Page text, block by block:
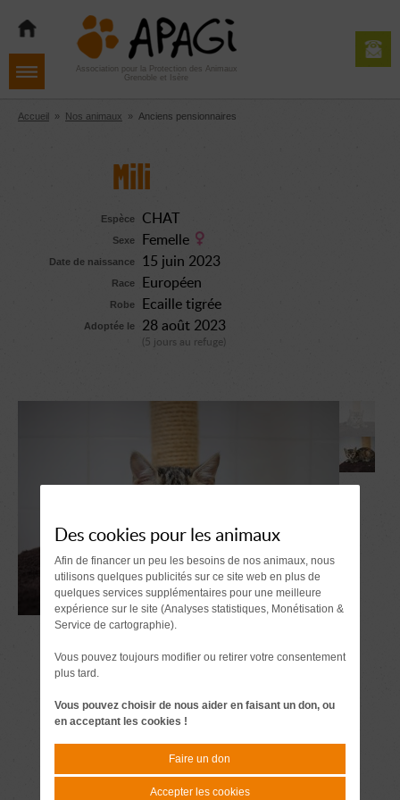
navigation
contenu
Aller
pied
de
Association pour la Protection des Animaux
Grenoble et Isère
Accueil » Nos animaux » Anciens pensionnaires
Mili
Espèce CHAT
Sexe Femelle
Date de naissance 15 juin 2023
Race Européen
Robe Ecaille tigrée
Adoptée le 28 août 2023
(5 jours au refuge)
Des cookies pour les animaux
Afin de financer un peu les besoins de nos animaux, nous
utilisons quelques publicités sur ce site web en plus de
quelques services supplémentaires pour une meilleure
expérience sur le site (Analyses statistiques, Monétisation &
Service de cartographie).
Vous pouvez toujours modifier ou retirer votre consentement
plus tard.
Vous pouvez choisir de nous aider en faisant un don, ou
en acceptant les cookies !
Faire un don
Accepter les cookies